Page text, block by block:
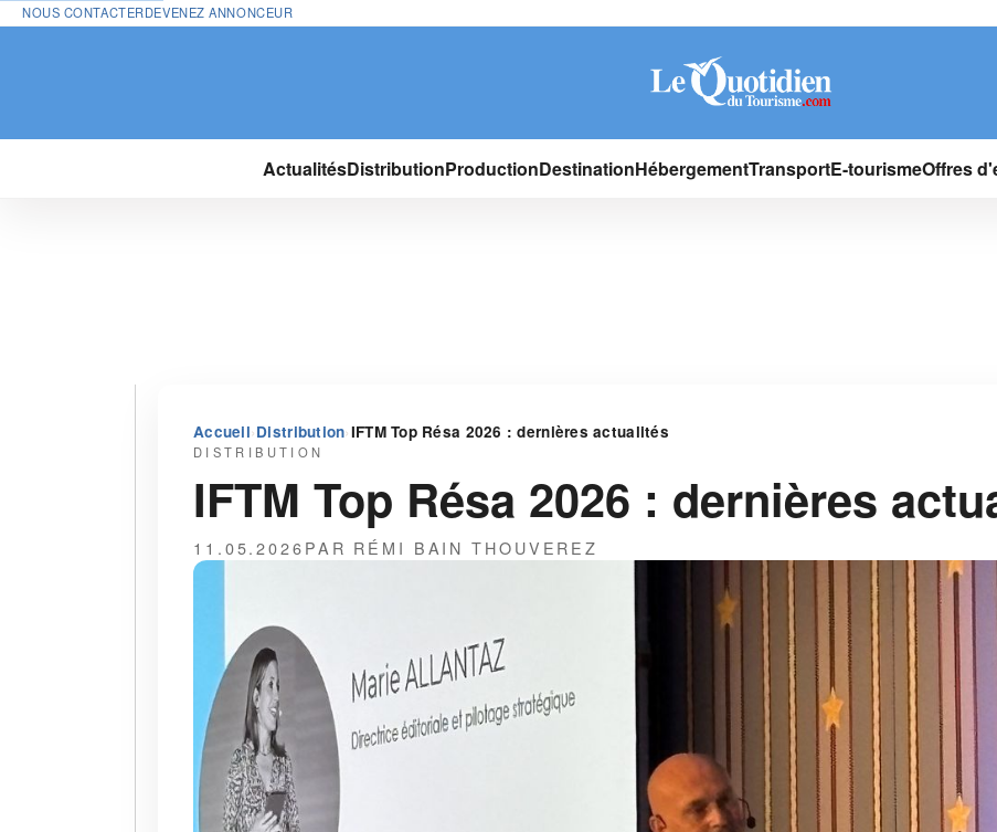
NOUS CONTACTERDEVENEZ ANNONCEUR
ActualitésDistributionProductionDestinationHébergementTransportE-tourismeOffres
Accueil›Distribution›IFTM Top Résa 2026 : dernières actualités
DISTRIBUTION
IFTM Top Résa 2026 : dernières
11.05.2026PAR RÉMI BAIN THOUVEREZ